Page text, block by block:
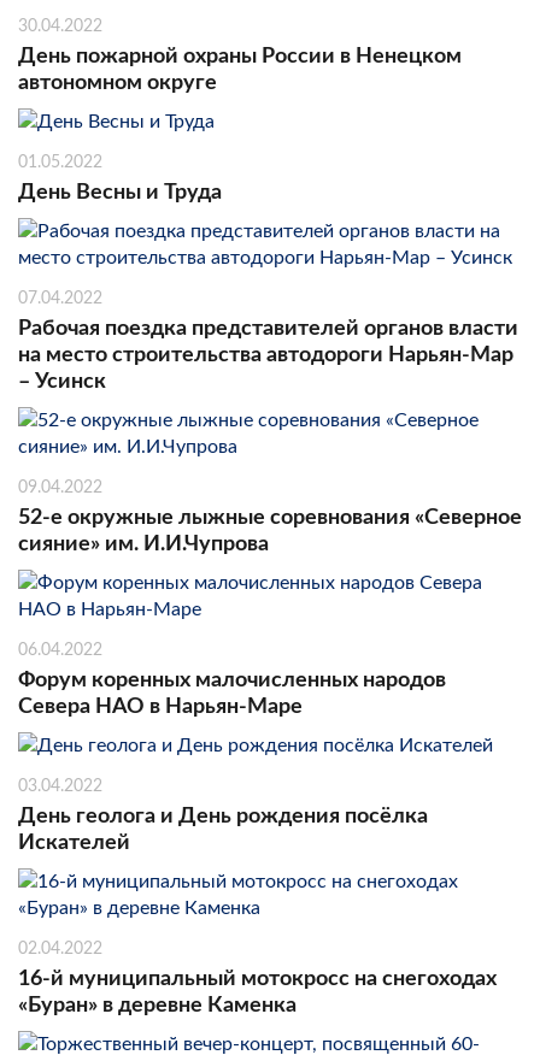
30.04.2022
День пожарной охраны России в Ненецком
автономном округе
01.05.2022
День Весны и Труда
07.04.2022
Рабочая поездка представителей органов власти
на место строительства автодороги Нарьян-Мар
– Усинск
09.04.2022
52-е окружные лыжные соревнования «Северное
сияние» им. И.И.Чупрова
06.04.2022
Форум коренных малочисленных народов
Севера НАО в Нарьян-Маре
03.04.2022
День геолога и День рождения посёлка
Искателей
02.04.2022
16-й муниципальный мотокросс на снегоходах
«Буран» в деревне Каменка